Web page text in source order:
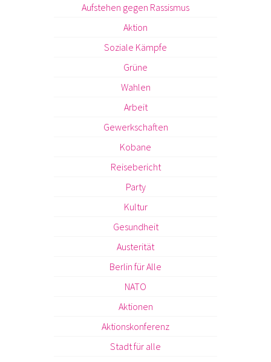
Aufstehen gegen Rassismus
Aktion
Soziale Kämpfe
Grüne
Wahlen
Arbeit
Gewerkschaften
Kobane
Reisebericht
Party
Kultur
Gesundheit
Austerität
Berlin für Alle
NATO
Aktionen
Aktionskonferenz
Stadt für alle